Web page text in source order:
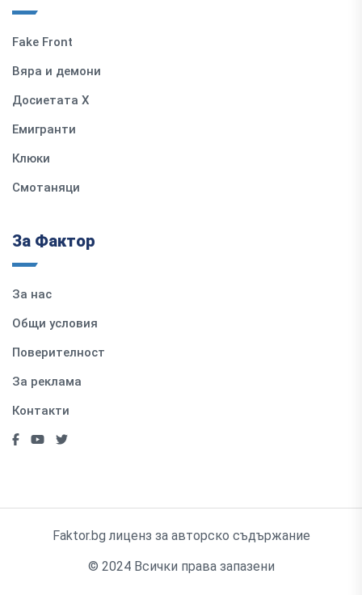
Fake Front
Вяра и демони
Досиетата Х
Емигранти
Клюки
Смотаняци
За Фактор
За нас
Общи условия
Поверителност
За реклама
Контакти
Faktor.bg лиценз за авторско съдържание
© 2024 Всички права запазени